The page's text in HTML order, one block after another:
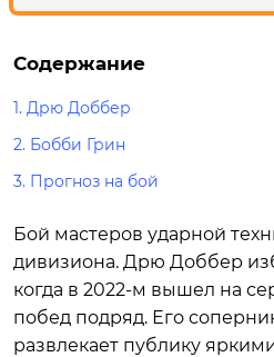
Содержание
1. Дрю Доббер
2. Бобби Грин
3. Прогноз на бой
Бой мастеров ударной
дивизиона. Дрю Доббер
когда в 2022-м вышел на
побед подряд. Его
развлекает публику